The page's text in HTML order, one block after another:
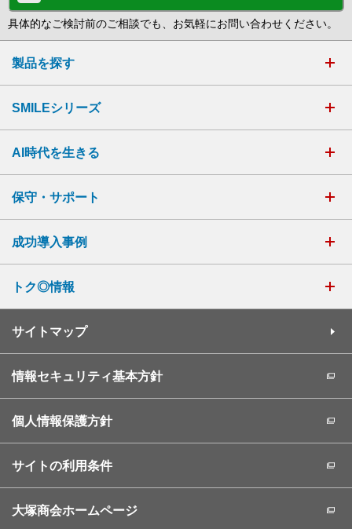
具体的なご検討前のご相談でも、お気軽にお問い合わせください。
製品を探す
SMILEシリーズ
AI時代を生きる
保守・サポート
成功導入事例
トク◎情報
サイトマップ
情報セキュリティ基本方針
個人情報保護方針
サイトの利用条件
大塚商会ホームページ